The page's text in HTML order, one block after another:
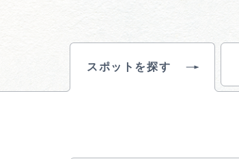
スポットを探す